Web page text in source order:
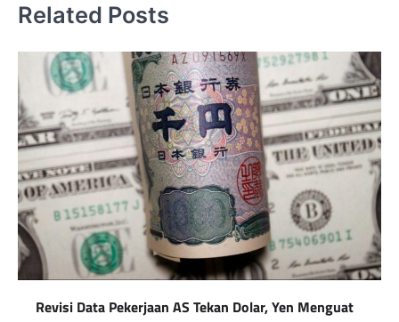
Related Posts
Revisi Data Pekerjaan AS Tekan Dolar, Yen Menguat